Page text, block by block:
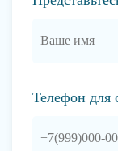
Телефон для